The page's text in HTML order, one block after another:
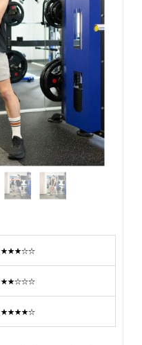
★★★☆☆
★★☆☆☆
★★★★☆